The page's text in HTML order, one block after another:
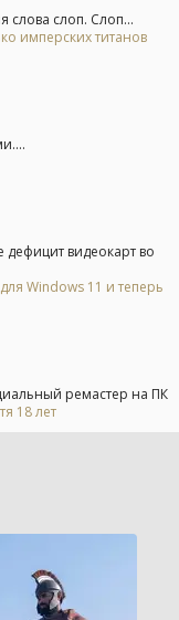
слова слоп. Слоп...
имперских титанов
дефицит видеокарт во
Windows 11 и теперь
ремастер на ПК
18 лет